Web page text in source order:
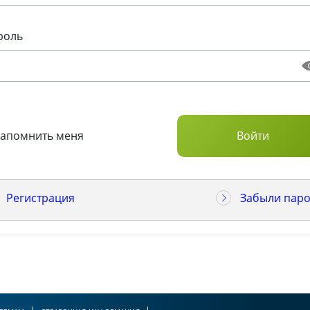
меня
Регистрация Забыли